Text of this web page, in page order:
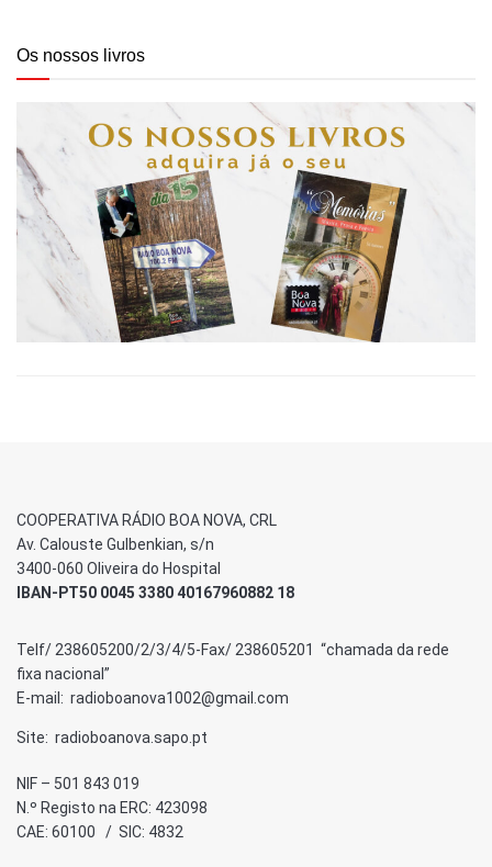
Os nossos livros
COOPERATIVA RÁDIO BOA NOVA, CRL
Av. Calouste Gulbenkian, s/n
3400-060 Oliveira do Hospital
IBAN-PT50 0045 3380 40167960882 18
Telf/ 238605200/2/3/4/5-Fax/ 238605201 “chamada da rede
fixa nacional”
E-mail: radioboanova1002@gmail.com
Site: radioboanova.sapo.pt
NIF – 501 843 019
N.º Registo na ERC: 423098
CAE: 60100 / SIC: 4832